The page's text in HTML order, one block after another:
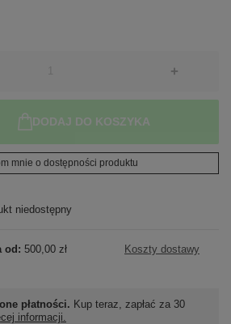
+
DODAJ DO KOSZYKA
mnie o dostępności produktu
niedostępny
od: 500,00 zł Koszty dostawy
płatności. Kup teraz, zapłać za 30
informacji.